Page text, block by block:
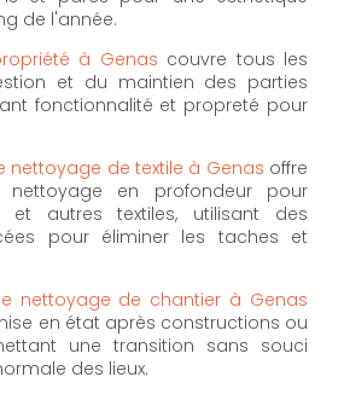
de l'année.
à Genas couvre tous les
et du maintien des parties
fonctionnalité et propreté pour
nettoyage de textile à Genas offre
en profondeur pour
et autres textiles, utilisant des
pour éliminer les taches et
nettoyage de chantier à Genas
en état après constructions ou
une transition sans souci
des lieux.